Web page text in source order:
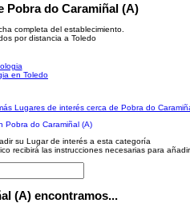
Pobra do Caramiñal (A)
completa del establecimiento.
por distancia a Toledo
Lugares de interés cerca de Pobra do
Pobra do Caramiñal (A)
su Lugar de interés a esta categoría
recibirá las instrucciones necesarias para
(A) encontramos...